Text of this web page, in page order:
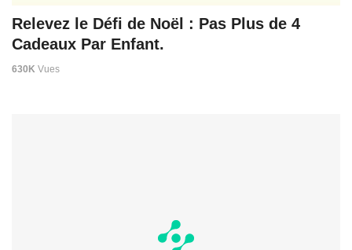
Relevez le Défi de Noël : Pas Plus de 4
Cadeaux Par Enfant.
630K Vues